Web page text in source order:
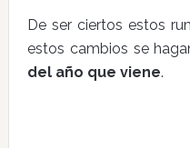
De ser ciertos estos
estos cambios se
del año que viene.